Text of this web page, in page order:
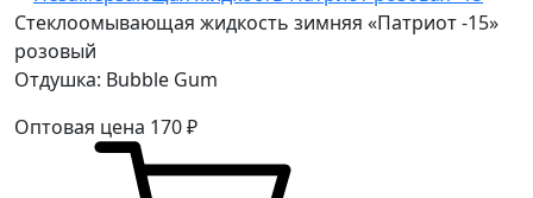
Стеклоомывающая жидкость зимняя «Патриот -15»
розовый
Отдушка: Bubble Gum
Оптовая цена 170₽